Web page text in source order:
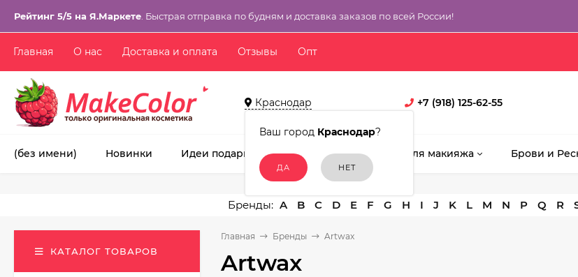
Рейтинг 5/5 на Я.Маркете . Быстрая отправка по будням и доставка заказов по всей России!
Главная О нас Доставка и оплата Отзывы Опт
Краснодар
Ваш город Краснодар?
+7 (918) 125-62-55
(без имени) Новинки Идеи подарков! Макияж Кисти для макияжа Брови и
A B C D E F G H I J K L M N P Q R
Главная Бренды Artwax
Artwax
КАТАЛОГ ТОВАРОВ